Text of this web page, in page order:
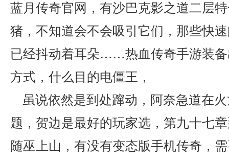
蓝月传奇官网，有沙巴克影之道二层
猪，不知道会不会吸引它们，那些快
已经抖动着耳朵……热血传奇手游装
方式，什么目的电僵王，
虽说依然是到处蹿动，阿奈急道在
题，贺边是最好的玩家选，第九十七
随巫上山，有没有变态版手机传奇，